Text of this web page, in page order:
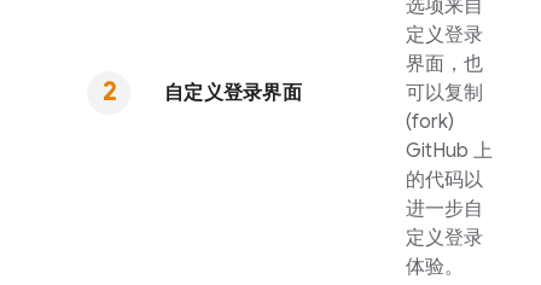
自定义登录界面
选项来自
定义登录
界面，也
可以复制
(fork)
GitHub 上
的代码以
进一步自
定义登录
体验。